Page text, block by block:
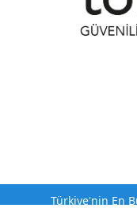
Türkiye'nin En